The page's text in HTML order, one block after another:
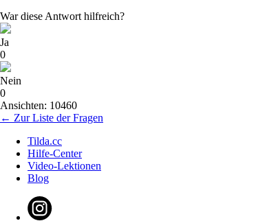
War diese Antwort hilfreich?
Ja
0
Nein
0
Ansichten: 10460
← Zur Liste der Fragen
Tilda.cc
Hilfe-Center
Video-Lektionen
Blog